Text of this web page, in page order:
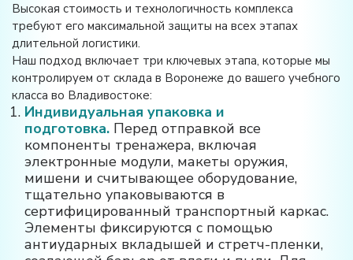
Высокая стоимость и технологичность комплекса
требуют его максимальной защиты на всех этапах
длительной логистики.
Наш подход включает три ключевых этапа, которые мы
контролируем от склада в Воронеже до вашего учебного
класса во Владивостоке:
Индивидуальная упаковка и
подготовка. Перед отправкой все
компоненты тренажера, включая
электронные модули, макеты оружия,
мишени и считывающее оборудование,
тщательно упаковываются в
сертифицированный транспортный каркас.
Элементы фиксируются с помощью
антиударных вкладышей и стретч-пленки,